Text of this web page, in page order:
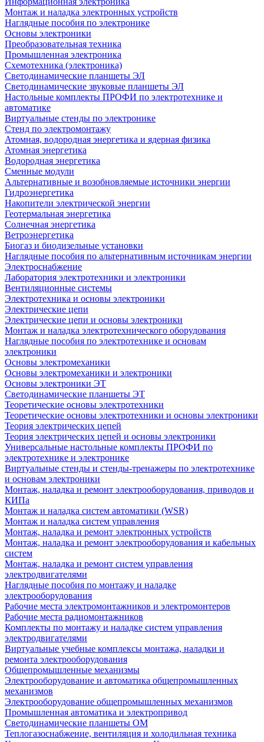
Монтаж и наладка электронных устройств
Наглядные пособия по электронике
Основы электроники
Преобразовательная техника
Промышленная электроника
Схемотехника (электроника)
Светодинамические планшеты ЭЛ
Светодинамические звуковые планшеты ЭЛ
Настольные комплекты ПРОФИ по электротехнике и
автоматике
Виртуальные стенды по электронике
Стенд по электромонтажу
Атомная, водородная энергетика и ядерная физика
Атомная энергетика
Водородная энергетика
Сменные модули
Альтернативные и возобновляемые источники энергии
Гидроэнергетика
Накопители электрической энергии
Геотермальная энергетика
Солнечная энергетика
Ветроэнергетика
Биогаз и биодизельные установки
Наглядные пособия по альтернативным источникам энергии
Электроснабжение
Лаборатория электротехники и электроники
Вентиляционные системы
Электротехника и основы электроники
Электрические цепи
Электрические цепи и основы электроники
Монтаж и наладка электротехнического оборудования
Наглядные пособия по электротехнике и основам
электроники
Основы электромеханики
Основы электромеханики и электроники
Основы электроники ЭТ
Светодинамические планшеты ЭТ
Теоретические основы электротехники
Теоретические основы электротехники и основы электроники
Теория электрических цепей
Теория электрических цепей и основы электроники
Универсальные настольные комплекты ПРОФИ по
электротехнике и электронике
Виртуальные стенды и стенды-тренажеры по электротехнике
и основам электроники
Монтаж, наладка и ремонт электрооборудования, приводов и
КИПа
Монтаж и наладка систем автоматики (WSR)
Монтаж и наладка систем управления
Монтаж, наладка и ремонт электронных устройств
Монтаж, наладка и ремонт электрооборудования и кабельных
систем
Монтаж, наладка и ремонт систем управления
электродвигателями
Наглядные пособия по монтажу и наладке
электрооборудования
Рабочие места электромонтажников и электромонтеров
Рабочие места радиомонтажников
Комплекты по монтажу и наладке систем управления
электродвигателями
Виртуальные учебные комплексы монтажа, наладки и
ремонта электрооборудования
Общепромышленные механизмы
Электрооборудование и автоматика общепромышленных
механизмов
Электрооборудование общепромышленных механизмов
Промышленная автоматика и электропривод
Светодинамические планшеты ОМ
Теплогазоснабжение, вентиляция и холодильная техника